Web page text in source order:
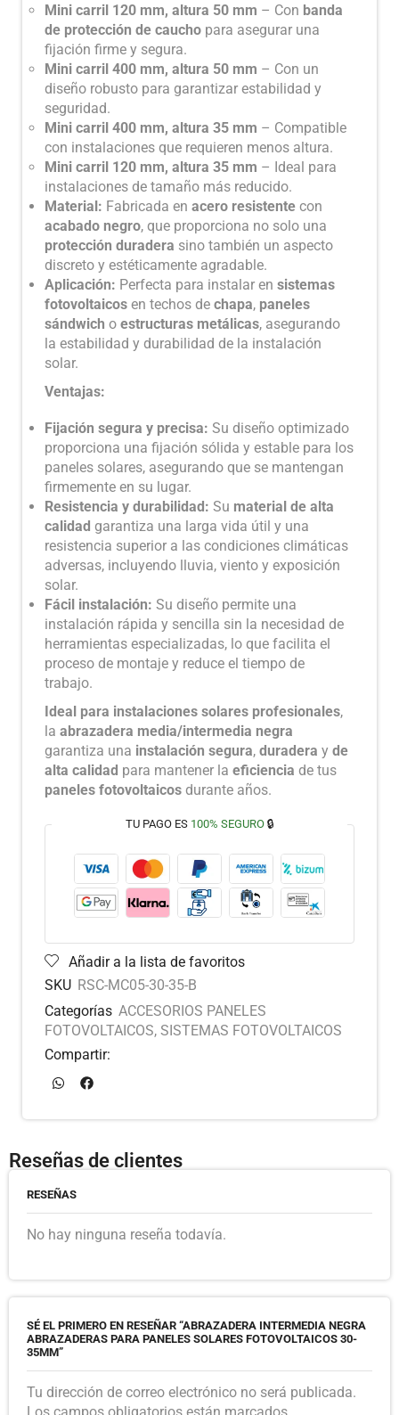
Mini carril 120 mm, altura 50 mm – Con banda
de protección de caucho para asegurar una
fijación firme y segura.
Mini carril 400 mm, altura 50 mm – Con un
diseño robusto para garantizar estabilidad y
seguridad.
Mini carril 400 mm, altura 35 mm – Compatible
con instalaciones que requieren menos altura.
Mini carril 120 mm, altura 35 mm – Ideal para
instalaciones de tamaño más reducido.
Material: Fabricada en acero resistente con
acabado negro, que proporciona no solo una
protección duradera sino también un aspecto
discreto y estéticamente agradable.
Aplicación: Perfecta para instalar en sistemas
fotovoltaicos en techos de chapa, paneles
sándwich o estructuras metálicas, asegurando
la estabilidad y durabilidad de la instalación
solar.
Ventajas:
Fijación segura y precisa: Su diseño optimizado
proporciona una fijación sólida y estable para los
paneles solares, asegurando que se mantengan
firmemente en su lugar.
Resistencia y durabilidad: Su material de alta
calidad garantiza una larga vida útil y una
resistencia superior a las condiciones climáticas
adversas, incluyendo lluvia, viento y exposición
solar.
Fácil instalación: Su diseño permite una
instalación rápida y sencilla sin la necesidad de
herramientas especializadas, lo que facilita el
proceso de montaje y reduce el tiempo de
trabajo.
Ideal para instalaciones solares profesionales,
la abrazadera media/intermedia negra
garantiza una instalación segura, duradera y de
alta calidad para mantener la eficiencia de tus
paneles fotovoltaicos durante años.
TU PAGO ES 100% SEGURO🔒
Añadir a la lista de favoritos
SKU RSC-MC05-30-35-B
Categorías ACCESORIOS PANELES
FOTOVOLTAICOS, SISTEMAS FOTOVOLTAICOS
Compartir:
Reseñas de clientes
RESEÑAS
No hay ninguna reseña todavía.
SÉ EL PRIMERO EN RESEÑAR “ABRAZADERA INTERMEDIA NEGRA
ABRAZADERAS PARA PANELES SOLARES FOTOVOLTAICOS 30-
35MM”
Tu dirección de correo electrónico no será publicada.
Los campos obligatorios están marcados.